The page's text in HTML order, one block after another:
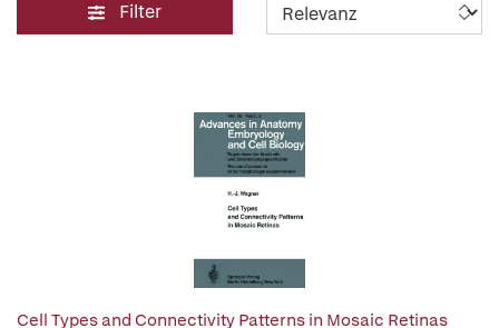
Filter
Cell Types and Connectivity Patterns in Mosaic Retinas